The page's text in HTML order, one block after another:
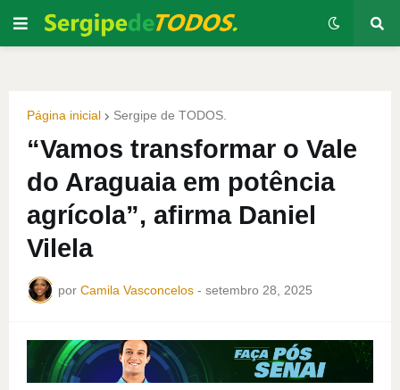
Página inicial Sergipe de TODOS.
“Vamos transformar o Vale
do Araguaia em potência
agrícola”, afirma Daniel
Vilela
por Camila Vasconcelos - setembro 28, 2025